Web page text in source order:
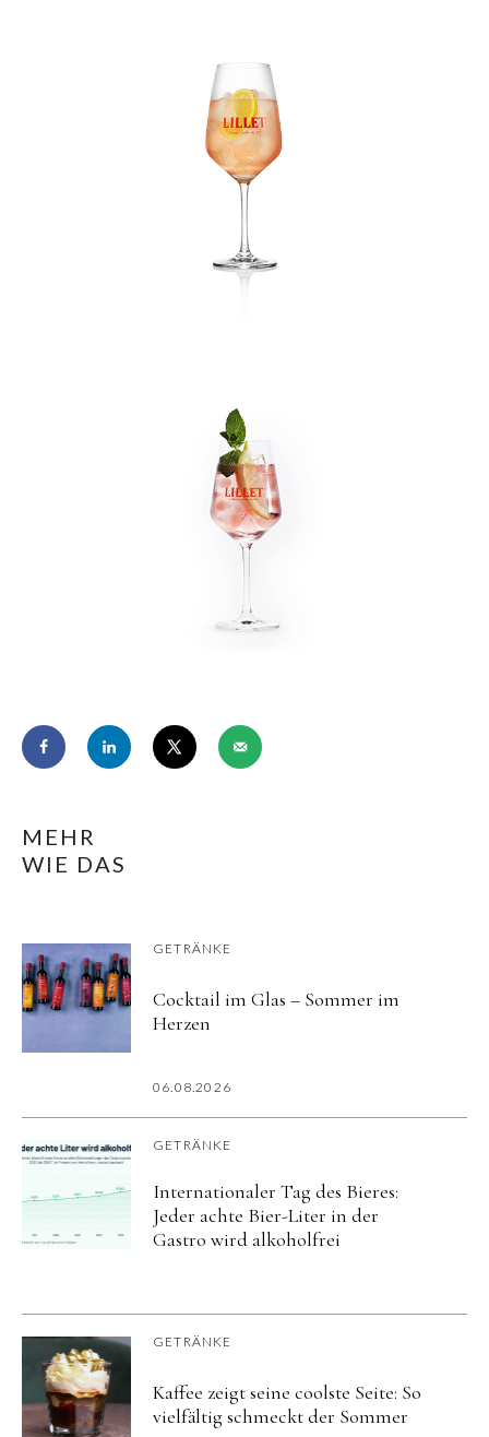
MEHR
WIE DAS
GETRÄNKE
Cocktail im Glas – Sommer im
Herzen
06.08.2026
GETRÄNKE
Internationaler Tag des Bieres:
Jeder achte Bier-Liter in der
Gastro wird alkoholfrei
GETRÄNKE
Kaffee zeigt seine coolste Seite: So
vielfältig schmeckt der Sommer